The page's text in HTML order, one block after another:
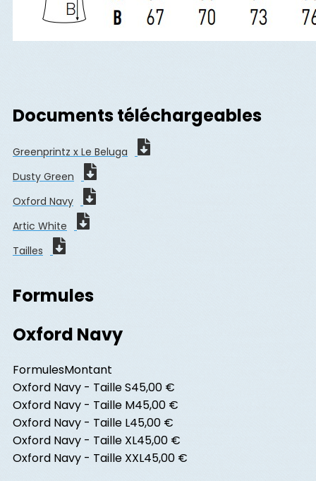
Documents téléchargeables
Greenprintz x Le Beluga
Dusty Green
Oxford Navy
Artic White
Tailles
Formules
Oxford Navy
FormulesMontant
Oxford Navy - Taille S45,00 €
Oxford Navy - Taille M45,00 €
Oxford Navy - Taille L45,00 €
Oxford Navy - Taille XL45,00 €
Oxford Navy - Taille XXL45,00 €